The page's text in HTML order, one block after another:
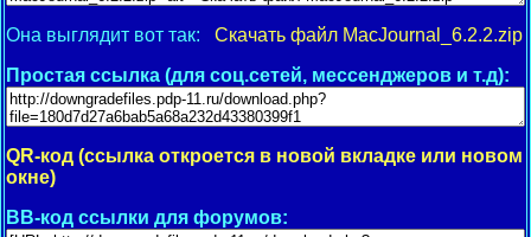
Она выглядит вот так: Скачать файл MacJournal_6.2.2.zip
Простая ссылка (для соц.сетей, мессенджеров и т.д):
QR-код (ссылка откроется в новой вкладке или новом
окне)
BB-код ссылки для форумов: